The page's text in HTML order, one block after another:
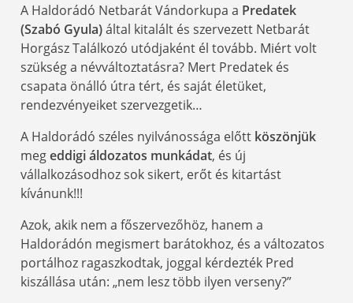
A Haldorádó Netbarát Vándorkupa a Predatek
(Szabó Gyula)által kitalált és szervezett Netbarát
Horgász Találkozó utódjaként él tovább. Miért volt
szükség a névváltoztatásra? Mert Predatek és
csapata önálló útra tért, és saját életüket,
rendezvényeiket szervezgetik…
A Haldorádó széles nyilvánossága előtt köszönjük
megeddigi áldozatos munkádat, és új
vállalkozásodhoz sok sikert, erőt és kitartást
kívánunk!!!
Azok, akik nem a főszervezőhöz, hanem a
Haldorádón megismert barátokhoz, és a változatos
portálhoz ragaszkodtak, joggal kérdezték Pred
kiszállása után: „nem lesz több ilyen verseny?”